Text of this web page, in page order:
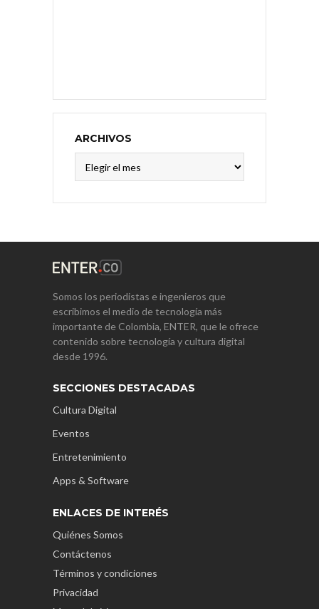
ARCHIVOS
Somos los periodistas e ingenieros que
escribimos el medio de tecnología más
importante de Colombia, ENTER, que le ofrece
contenido sobre tecnología y cultura digital
desde 1996.
SECCIONES DESTACADAS
Cultura Digital
Eventos
Entretenimiento
Apps & Software
ENLACES DE INTERÉS
Quiénes Somos
Contáctenos
Términos y condiciones
Privacidad